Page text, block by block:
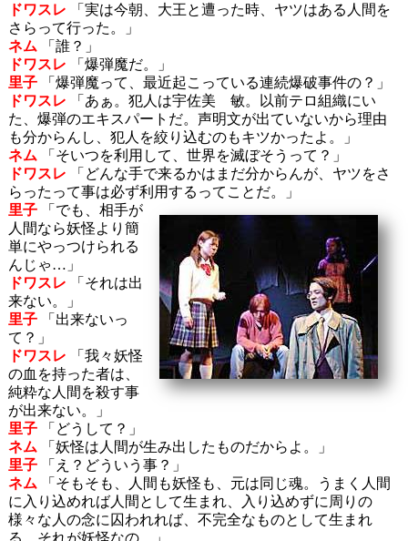
ドワスレ 「実は今朝、大王と遭った時、ヤツはある人間を
さらって行った。」
ネム 「誰？」
ドワスレ 「爆弾魔だ。」
里子「爆弾魔って、最近起こっている連続爆破事件の？」
ドワスレ 「あぁ。犯人は宇佐美 敏。以前テロ組織にい
た、爆弾のエキスパートだ。声明文が出ていないから理由
も分からんし、犯人を絞り込むのもキツかったよ。」
ネム 「そいつを利用して、世界を滅ぼそうって？」
ドワスレ 「どんな手で来るかはまだ分からんが、ヤツをさ
らったって事は必ず利用するってことだ。」
里子「でも、相手が
人間なら妖怪より簡
単にやっつけられる
んじゃ…」
ドワスレ 「それは出
来ない。」
里子「出来ないっ
て？」
ドワスレ 「我々妖怪
の血を持った者は、
純粋な人間を殺す事
が出来ない。」
里子「どうして？」
ネム 「妖怪は人間が生み出したものだからよ。」
里子「え？どういう事？」
ネム 「そもそも、人間も妖怪も、元は同じ魂。うまく人間
に入り込めれば人間として生まれ、入り込めずに周りの
様々な人の念に囚われれば、不完全なものとして生まれ
る。それが妖怪なの。」